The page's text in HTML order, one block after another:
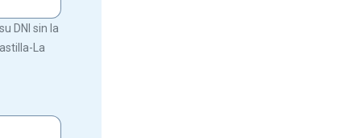
DNI sin la
La